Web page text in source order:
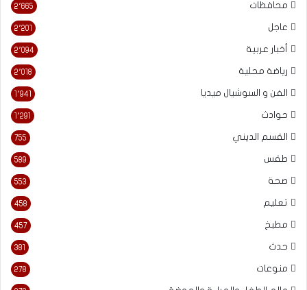
محافظات 2٬665
عاجل 2٬201
أخبار عربية 2٬094
رياضة محلية 2٬018
الفن و السوشيال ميديا 1٬941
حوادث 1٬291
القسم الديني 755
طقس 589
صحة 553
تعليم 458
مطبخ 457
حدث 381
منوعات 278